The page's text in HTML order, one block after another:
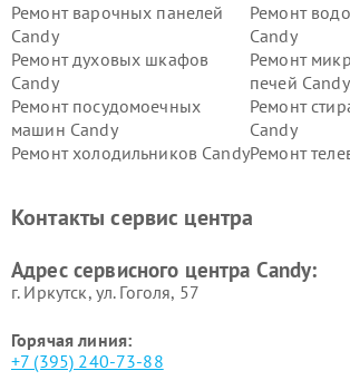
Ремонт варочных панелей
Candy
Ремонт
Candy
Ремонт духовых шкафов
Candy
Ремонт
печей Candy
Ремонт посудомоечных
машин Candy
Ремонт
Candy
Ремонт холодильников CandyРемонт
Контакты сервис центра
Адрес сервисного центра Candy:
г. Иркутск, ул. ​Гоголя, 57
Горячая линия:
+7 (395) 240-73-88